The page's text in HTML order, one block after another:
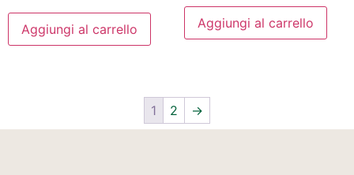
Aggiungi al carrello Aggiungi al carrello
1 2 →